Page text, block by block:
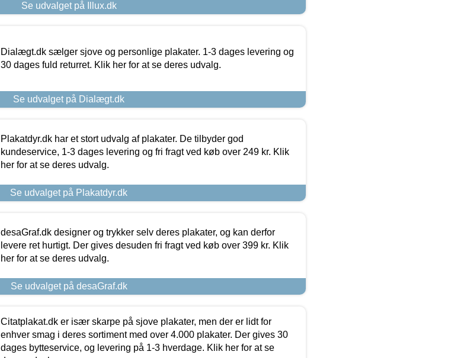
Se udvalget på Illux.dk
Dialægt.dk sælger sjove og personlige plakater. 1-3 dages levering og
30 dages fuld returret. Klik her for at se deres udvalg.
Se udvalget på Dialægt.dk
Plakatdyr.dk har et stort udvalg af plakater. De tilbyder god
kundeservice, 1-3 dages levering og fri fragt ved køb over 249 kr. Klik
her for at se deres udvalg.
Se udvalget på Plakatdyr.dk
desaGraf.dk designer og trykker selv deres plakater, og kan derfor
levere ret hurtigt. Der gives desuden fri fragt ved køb over 399 kr. Klik
her for at se deres udvalg.
Se udvalget på desaGraf.dk
Citatplakat.dk er især skarpe på sjove plakater, men der er lidt for
enhver smag i deres sortiment med over 4.000 plakater. Der gives 30
dages bytteservice, og levering på 1-3 hverdage. Klik her for at se